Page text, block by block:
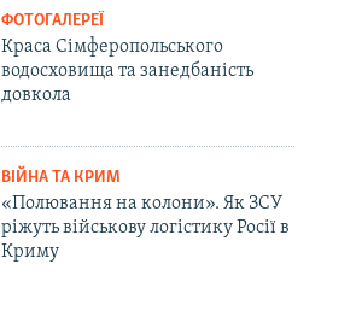
ФОТОГАЛЕРЕЇ
Краса Сімферопольського
водосховища та занедбаність
довкола
ВІЙНА ТА КРИМ
«Полювання на колони». Як ЗСУ
ріжуть військову логістику Росії в
Криму